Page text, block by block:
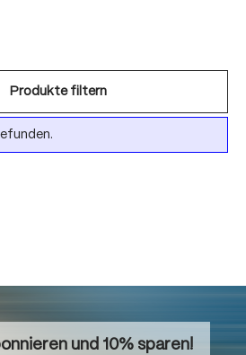
Produkte filtern
und 10% sparen!